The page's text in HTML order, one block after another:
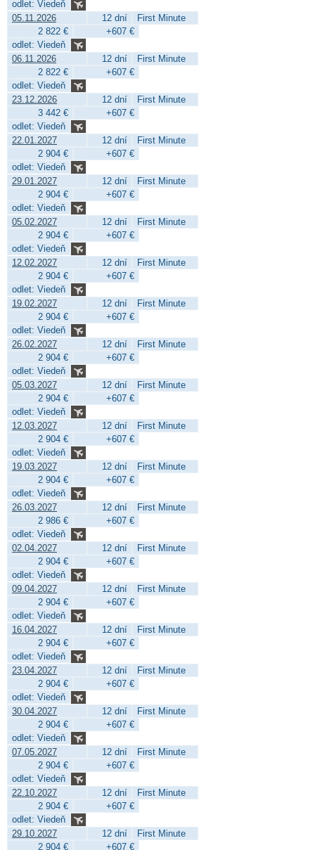
odlet: Viedeň
05.11.2026
12 dní
First Minute
2 822 €
+607 €
odlet: Viedeň
06.11.2026
12 dní
First Minute
2 822 €
+607 €
odlet: Viedeň
23.12.2026
12 dní
First Minute
3 442 €
+607 €
odlet: Viedeň
22.01.2027
12 dní
First Minute
2 904 €
+607 €
odlet: Viedeň
29.01.2027
12 dní
First Minute
2 904 €
+607 €
odlet: Viedeň
05.02.2027
12 dní
First Minute
2 904 €
+607 €
odlet: Viedeň
12.02.2027
12 dní
First Minute
2 904 €
+607 €
odlet: Viedeň
19.02.2027
12 dní
First Minute
2 904 €
+607 €
odlet: Viedeň
26.02.2027
12 dní
First Minute
2 904 €
+607 €
odlet: Viedeň
05.03.2027
12 dní
First Minute
2 904 €
+607 €
odlet: Viedeň
12.03.2027
12 dní
First Minute
2 904 €
+607 €
odlet: Viedeň
19.03.2027
12 dní
First Minute
2 904 €
+607 €
odlet: Viedeň
26.03.2027
12 dní
First Minute
2 986 €
+607 €
odlet: Viedeň
02.04.2027
12 dní
First Minute
2 904 €
+607 €
odlet: Viedeň
09.04.2027
12 dní
First Minute
2 904 €
+607 €
odlet: Viedeň
16.04.2027
12 dní
First Minute
2 904 €
+607 €
odlet: Viedeň
23.04.2027
12 dní
First Minute
2 904 €
+607 €
odlet: Viedeň
30.04.2027
12 dní
First Minute
2 904 €
+607 €
odlet: Viedeň
07.05.2027
12 dní
First Minute
2 904 €
+607 €
odlet: Viedeň
22.10.2027
12 dní
First Minute
2 904 €
+607 €
odlet: Viedeň
29.10.2027
12 dní
First Minute
2 904 €
+607 €